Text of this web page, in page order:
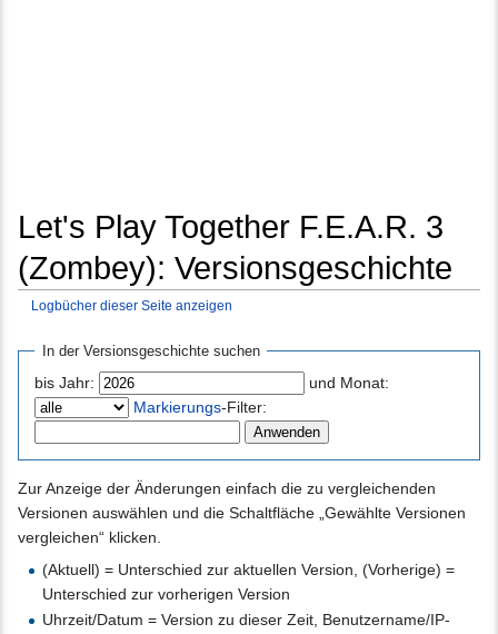
Let's Play Together F.E.A.R. 3
(Zombey): Versionsgeschichte
Logbücher dieser Seite anzeigen
In der Versionsgeschichte suchen
bis Jahr:
und Monat:
Markierungs-Filter:
Zur Anzeige der Änderungen einfach die zu vergleichenden
Versionen auswählen und die Schaltfläche „Gewählte Versionen
vergleichen“ klicken.
(Aktuell) = Unterschied zur aktuellen Version, (Vorherige) =
Unterschied zur vorherigen Version
Uhrzeit/Datum = Version zu dieser Zeit, Benutzername/IP-